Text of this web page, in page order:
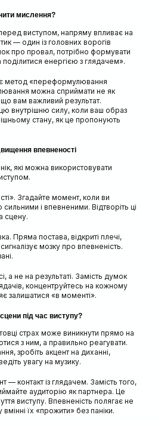
мислення?
виступом, напряму впливає на
— один із головних ворогів
про провал, потрібно формувати
поділитися енергією з глядачем».
метод «переформулювання
можна сприймати не як
що вам важливий результат.
внутрішню силу, коли ваш образ
стану, як це пропонують
впевненості
які можна використовувати
Згадайте момент, коли ви
і впевненими. Відтворіть ці
сцену.
Пряма постава, відкриті плечі,
мозку про впевненість.
а не на результаті. Замість думок
концентруйтесь на кожному
залишатися «в моменті».
під час виступу?
страх може виникнути прямо на
з ним, а правильно реагувати.
зробіть акцент на диханні,
увагу на музику.
контакт із глядачем. Замість того,
аудиторію як партнера. Це
виступу. Впевненість полягає не
їх «прожити» без паніки.